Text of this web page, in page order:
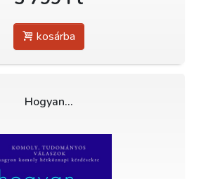
kosárba
Hogyan…